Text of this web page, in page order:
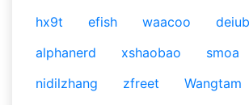
hx9t
efish waacoo
alphanerd
xshaobao
smoa
nidilzhang
zfreet Wangtam